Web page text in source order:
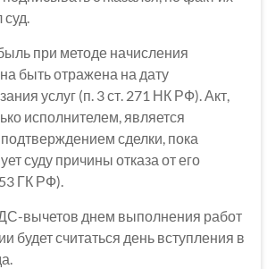
суд.
при методе начисления
быть отражена на дату
услуг (п. 3 ст. 271 НК РФ). Акт,
исполнителем, является
сделки, пока
суду причины отказа от его
ГК РФ).
вычетов днем выполнения работ
будет считаться день вступления в